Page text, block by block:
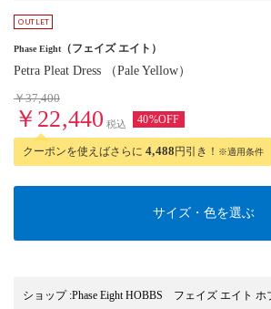
Phase Eight （フェイズ エイト）
Petra Pleat Dress （Pale Yellow）
￥37,400
￥22,440 税込 40%OFF
クーポンを使えばさらに 4,488円引き！ ※適用条件
サイズ・色を選ぶ
ショップ:Phase Eight HOBBS フェイズ エイト ホ